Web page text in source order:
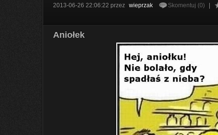
2013-06-26 22:06:22 przez wieprzak Skomentuj (0)
Aniołek